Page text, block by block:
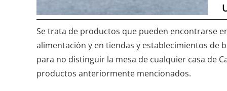
Se trata de productos que pueden encontrarse
alimentación y en tiendas y establecimientos de
para no distinguir la mesa de cualquier casa de
productos anteriormente mencionados.